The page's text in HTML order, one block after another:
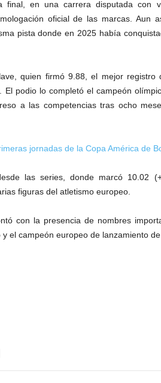
en una carrera disputada con
oficial de las marcas. Aun
pista donde en 2025 había
, quien firmó 9.88, el mejor registro
El podio lo completó el campeón
a las competencias tras ocho
jornadas de la Copa América de
las series, donde marcó 10.02
figuras del atletismo europeo.
con la presencia de nombres
y el campeón europeo de lanzamiento